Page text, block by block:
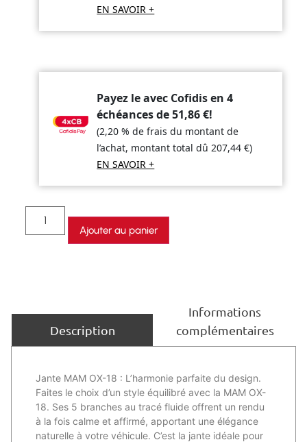
EN SAVOIR +
Payez le avec Cofidis en 4
échéances de51,86€!
(2,20 % de frais du montant de
l’achat, montant total dû207,44€)
EN SAVOIR +
Ajouter au panier
Description
Informations
complémentaires
Jante MAM OX-18 : L’harmonie parfaite du design.
Faites le choix d’un style équilibré avec la MAM OX-
18. Ses 5 branches au tracé fluide offrent un rendu
à la fois calme et affirmé, apportant une élégance
naturelle à votre véhicule. C’est la jante idéale pour